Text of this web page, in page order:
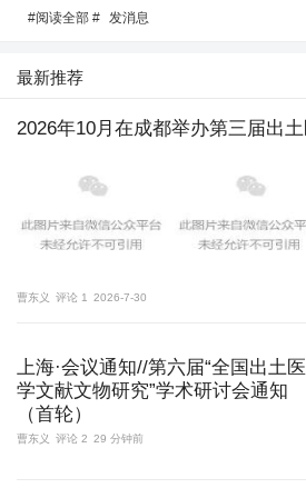
#阅读全部 # 发消息
最新推荐
2026年10月在成都举办第三届出
曹东义 评论 1 2026-7-30
上海·会议通知//第六届“全国出土医
学文献文物研究”学术研讨会通知
（首轮）
曹东义 评论 2 29 分钟前